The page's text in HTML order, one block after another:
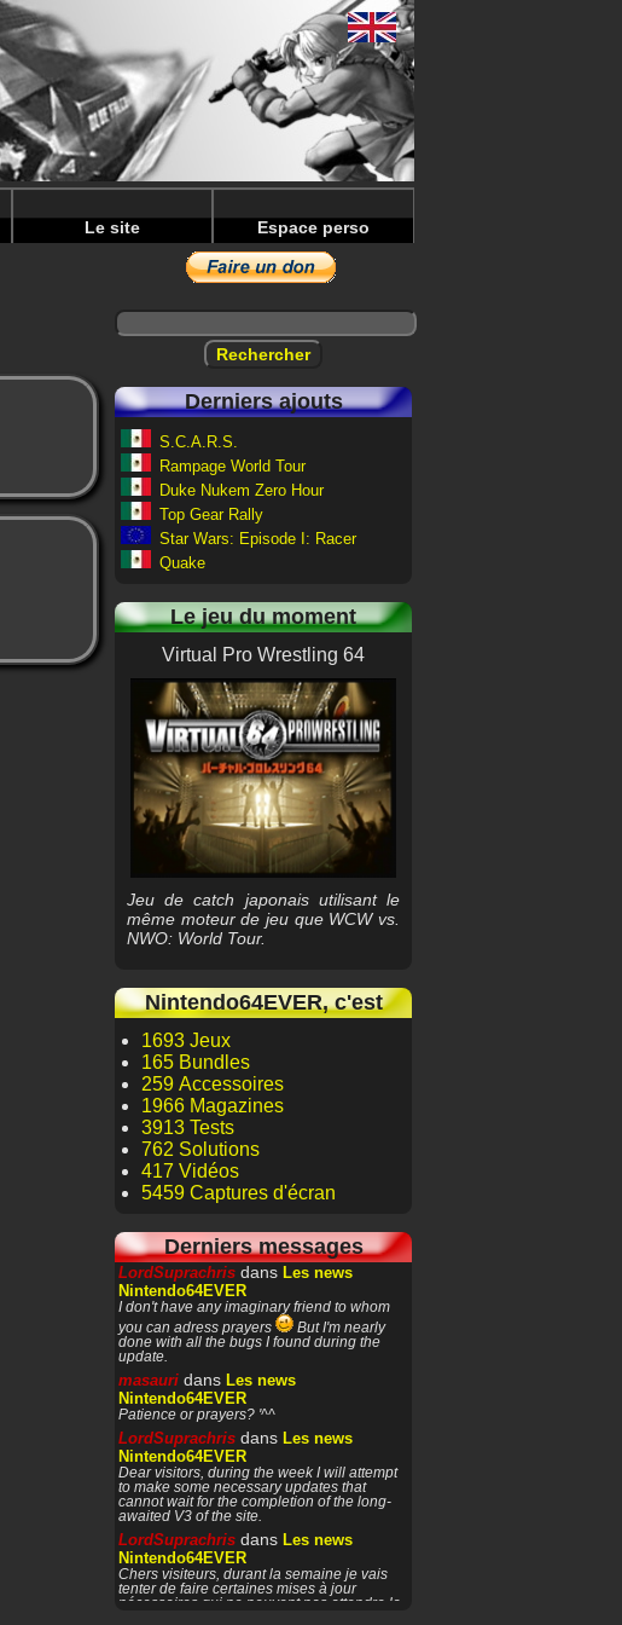
Le site Espace perso
Derniers ajouts
S.C.A.R.S.
Rampage World Tour
Duke Nukem Zero Hour
Top Gear Rally
Star Wars: Episode I: Racer
Quake
Le jeu du moment
Virtual Pro Wrestling 64
Jeu de catch japonais utilisant le
même moteur de jeu que WCW vs.
NWO: World Tour.
Nintendo64EVER, c'est
1693 Jeux
165 Bundles
259 Accessoires
1966 Magazines
3913 Tests
762 Solutions
417 Vidéos
5459 Captures d'écran
Derniers messages
LordSuprachris dans Les news
Nintendo64EVER
I don't have any imaginary friend to whom
you can adress prayers
But I'm nearly
done with all the bugs I found during the
update.
masauri dans Les news
Nintendo64EVER
Patience or prayers? '^^
LordSuprachris dans Les news
Nintendo64EVER
Dear visitors, during the week I will attempt
to make some necessary updates that
cannot wait for the completion of the long-
awaited V3 of the site.
LordSuprachris dans Les news
Nintendo64EVER
Chers visiteurs, durant la semaine je vais
tenter de faire certaines mises à jour
nécessaires qui ne peuvent pas attendre la